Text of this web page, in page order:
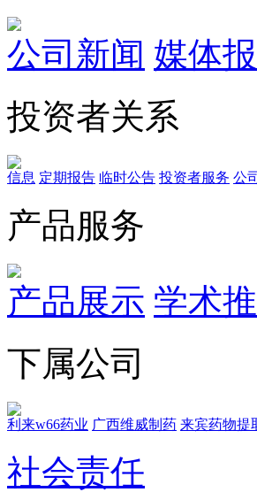
公司新闻 媒体
投资者关系
信息 定期报告 临时公告 投资者服务 公
产品服务
产品展示 学术
下属公司
利来w66药业 广西维威制药 来宾药物提
社会责任